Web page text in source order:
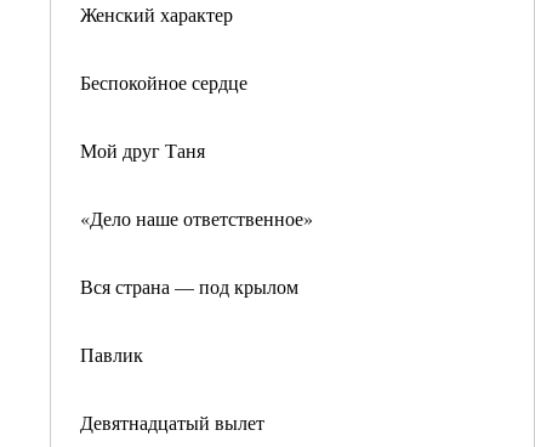
Женский характер
Беспокойное сердце
Мой друг Таня
«Дело наше ответственное»
Вся страна — под крылом
Павлик
Девятнадцатый вылет